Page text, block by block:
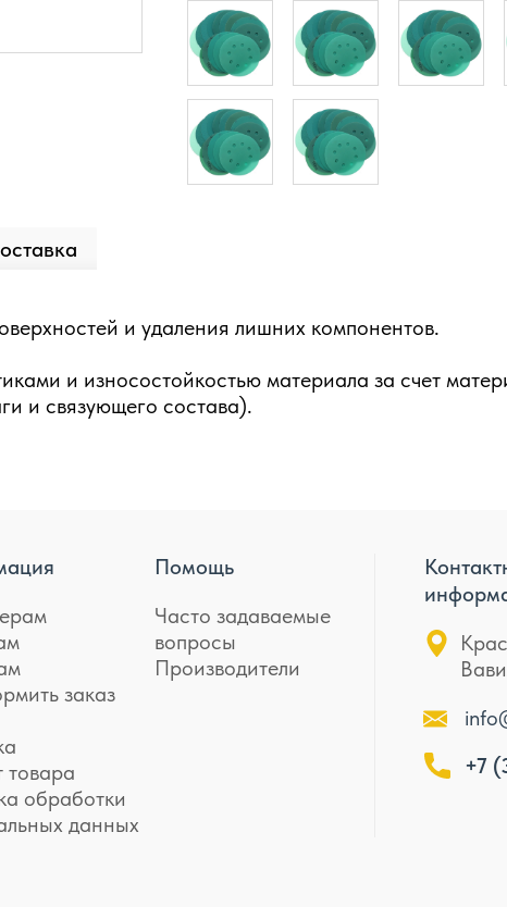
и удаления лишних компонентов.
и износостойкостью материала за счет
и связующего состава).
заказ
товара
обработки
данных
Помощь
Часто задаваемые
вопросы
Производители
+7